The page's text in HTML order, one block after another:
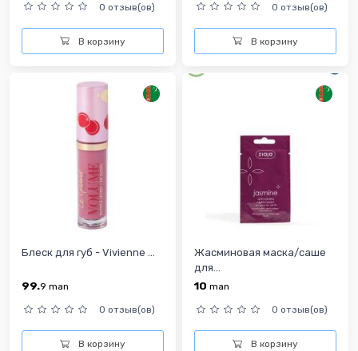
0 отзыв(ов)
В корзину
0 отзыв(ов)
В корзину
Блеск для губ - Vivienne ...
99.9 man
0 отзыв(ов)
В корзину
Жасминовая маска/саше
для...
10 man
0 отзыв(ов)
В корзину